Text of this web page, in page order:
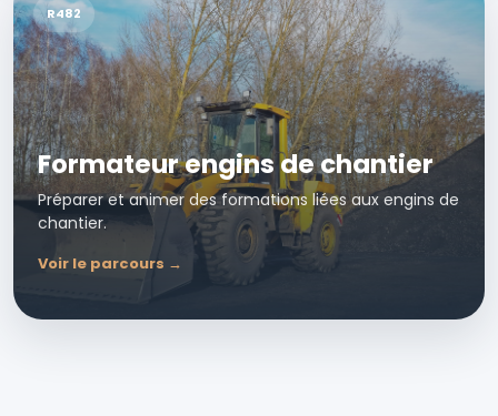
R482
Formateur engins de chantier
Préparer et animer des formations liées aux engins de
chantier.
Voir le parcours →